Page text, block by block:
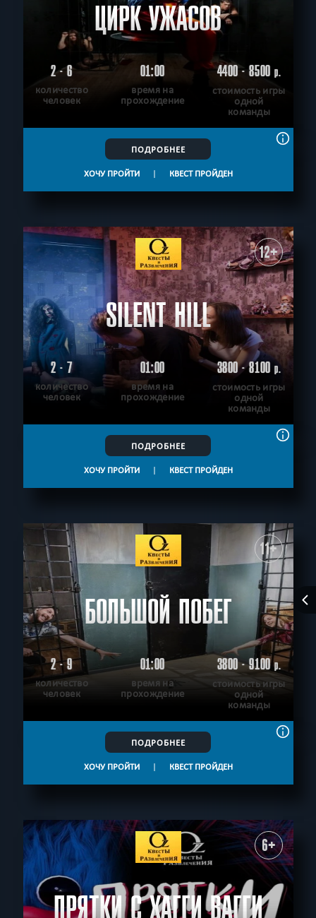
ЦИРК УЖАСОВ
2 - 6
количество
человек
01:00
время на
прохождение
4400 - 8500р.
стоимость игры
одной
команды
ПОДРОБНЕЕ
ХОЧУ ПРОЙТИ | КВЕСТ ПРОЙДЕН
12+
SILENT HILL
2 - 7
количество
человек
01:00
время на
прохождение
3800 - 8100р.
стоимость игры
одной
команды
ПОДРОБНЕЕ
ХОЧУ ПРОЙТИ | КВЕСТ ПРОЙДЕН
11+
БОЛЬШОЙ ПОБЕГ
2 - 9
количество
человек
01:00
время на
прохождение
3800 - 9100р.
стоимость игры
одной
команды
ПОДРОБНЕЕ
ХОЧУ ПРОЙТИ | КВЕСТ ПРОЙДЕН
6+
ПРЯТКИ С ХАГГИ ВАГГИ